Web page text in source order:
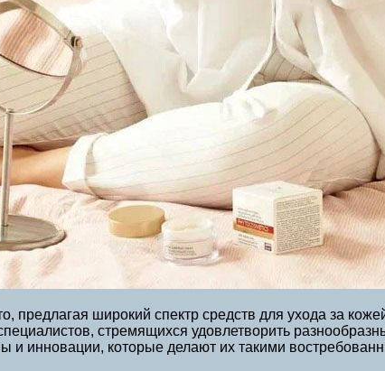
предлагая широкий спектр средств для ухода за
стремящихся удовлетворить
и инновации, которые делают их такими